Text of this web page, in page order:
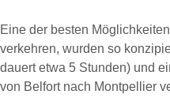
Eine der besten
verkehren, wurden so
dauert etwa 5 Stunden) und
von Belfort nach Montpellier